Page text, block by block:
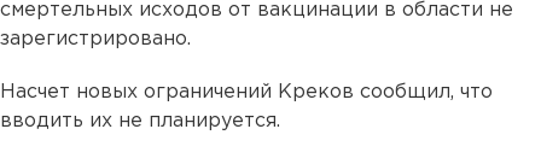
смертельных исходов от вакцинации в области не
зарегистрировано.
Насчет новых ограничений Креков сообщил, что
вводить их не планируется.